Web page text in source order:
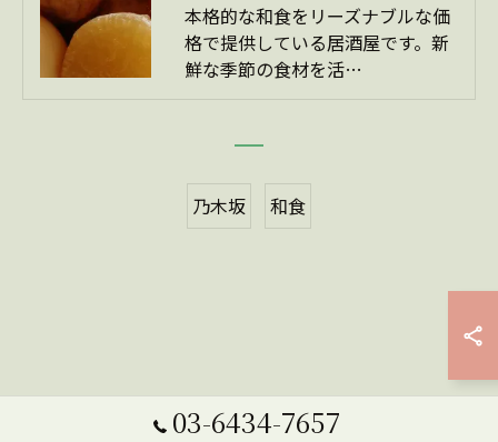
本格的な和食をリーズナブルな価
格で提供している居酒屋です。新
鮮な季節の食材を活…
乃木坂 和食
03-6434-7657